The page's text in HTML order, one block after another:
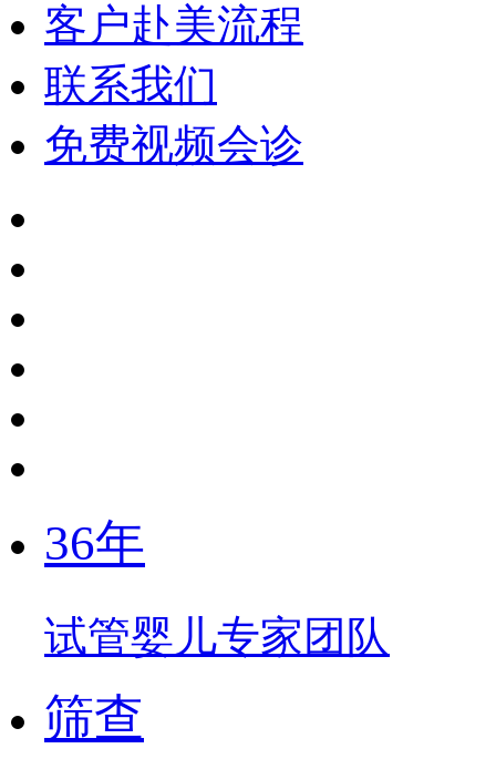
客户赴美流程
联系我们
免费视频会诊
36年
试管婴儿专家团队
筛查